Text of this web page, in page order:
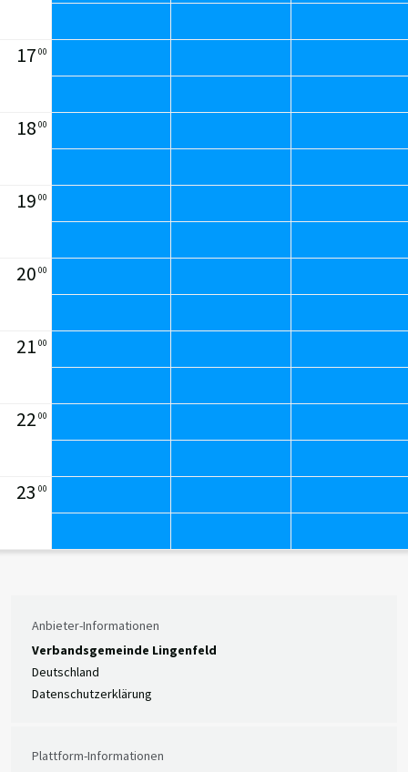
17 00
18 00
19 00
20 00
21 00
22 00
23 00
Anbieter-Informationen
Verbandsgemeinde Lingenfeld
Deutschland
Datenschutzerklärung
Plattform-Informationen